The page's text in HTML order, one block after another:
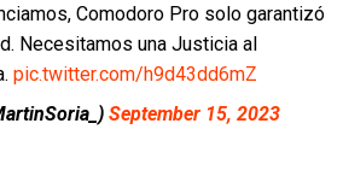
Comodoro Pro solo garantizó
Necesitamos una Justicia al
pic.twitter.com/h9d43dd6mZ
September 15, 2023